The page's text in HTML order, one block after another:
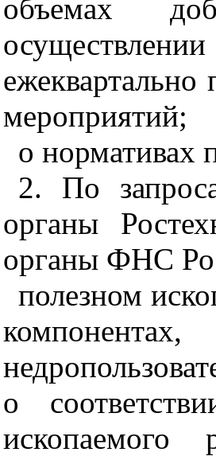
объемах
ежеквартально
мероприятий;
о нормативах
2. По
органы
органы ФНС
полезном
компонентах,
о
ископаемого